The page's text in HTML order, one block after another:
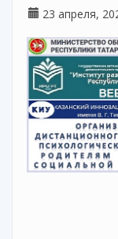
23 апреля,